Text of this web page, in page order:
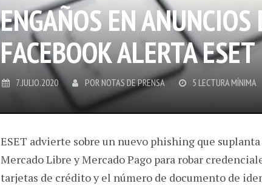
ENGAÑOS EN ANUNCIOS
FACEBOOK ALERTA ESET
7.JULIO.2020 POR NOTAS DE PRENSA 5 LECTURA MÍNIMA
ESET advierte sobre un nuevo phishing que
Mercado Libre y Mercado Pago para robar
tarjetas de crédito y el número de documento de